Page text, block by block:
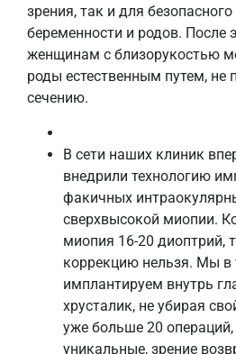
зрения, так и для
беременности и родов. После
женщинам с близорукостью
роды естественным путем, не
сечению.
В сети наших клиник
внедрили технологию
факичных
сверхвысокой миопии.
миопия 16-20 диоптрий,
коррекцию нельзя. Мы в
имплантируем внутрь
хрусталик, не убирая
уже больше 20
уникальные, зрение